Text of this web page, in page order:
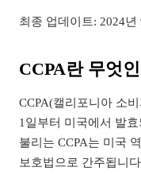
최종 업데이트: 2024년
CCPA란 무엇
CCPA(캘리포니아 소
1일부터 미국에서 발
불리는 CCPA는 미국
보호법으로 간주됩니